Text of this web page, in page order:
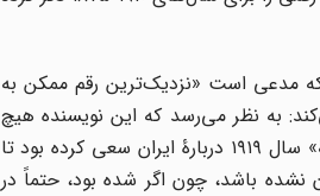
که مدعی است «نزدیک‌ترین رقم ممکن به
او حتی ذکری از آن نمی‌کند: به نظر می‌رسد که این نویسنده هیچ
اطلاعی از این واقعه ندارد. علاوه براین، کاملاً روشن است که وزارت امور خارجه انگلیس در «کتابچۀ» سال ۱۹۱۹ دربارۀ ایران سعی کرده بود تا
در آن نشده باشد، چون اگر شده بود، حتماً در